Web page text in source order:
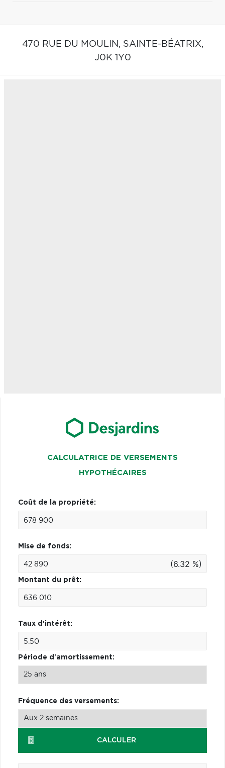
470 RUE DU MOULIN, SAINTE-BÉATRIX,
J0K 1Y0
CALCULATRICE DE VERSEMENTS
HYPOTHÉCAIRES
Coût de la propriété:
Mise de fonds:
(6.32 %)
Montant du prêt:
Taux d'intérêt:
Période d'amortissement:
Fréquence des versements:
CALCULER